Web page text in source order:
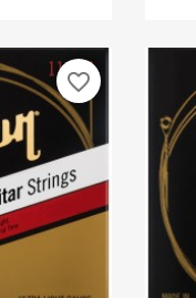
favorite_border